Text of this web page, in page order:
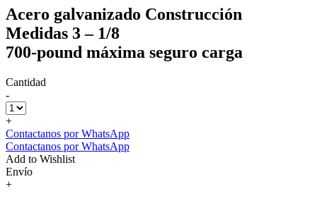
Acero galvanizado Construcción
Medidas 3 – 1/8
700-pound máxima seguro carga
Cantidad
-
+
Contactanos por WhatsApp
Contactanos por WhatsApp
Add to Wishlist
Envío
+